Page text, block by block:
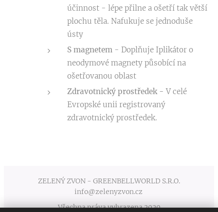
účinnost - lépe přilne a ošetří tak větší
plochu těla. Nafukuje se jednoduše
ústy
S magnetem - Doplňuje Iplikátor o
neodymové magnety působící na
ošetřovanou oblast
Zdravotnický prostředek -V celé
Evropské unii registrovaný
zdravotnický prostředek.
ZELENÝ ZVON - GREENBELLWORLD S.R.O.
info@zelenyzvon.cz
Všechna práva vyhrazena 2020